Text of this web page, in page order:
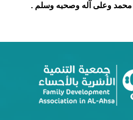
محمد وعلى آله وصحبه وسلم .